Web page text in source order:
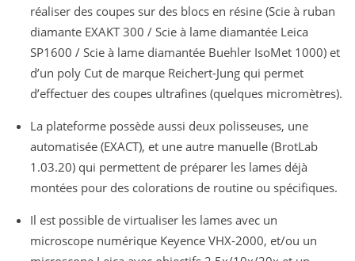
réaliser des coupes sur des blocs en résine (Scie à ruban
diamante EXAKT 300 / Scie à lame diamantée Leica
SP1600 / Scie à lame diamantée Buehler IsoMet 1000) et
d’un poly Cut de marque Reichert-Jung qui permet
d’effectuer des coupes ultrafines (quelques micromètres).
La plateforme possède aussi deux polisseuses, une
automatisée (EXACT), et une autre manuelle (BrotLab
1.03.20) qui permettent de préparer les lames déjà
montées pour des colorations de routine ou spécifiques.
Il est possible de virtualiser les lames avec un
microscope numérique Keyence VHX-2000, et/ou un